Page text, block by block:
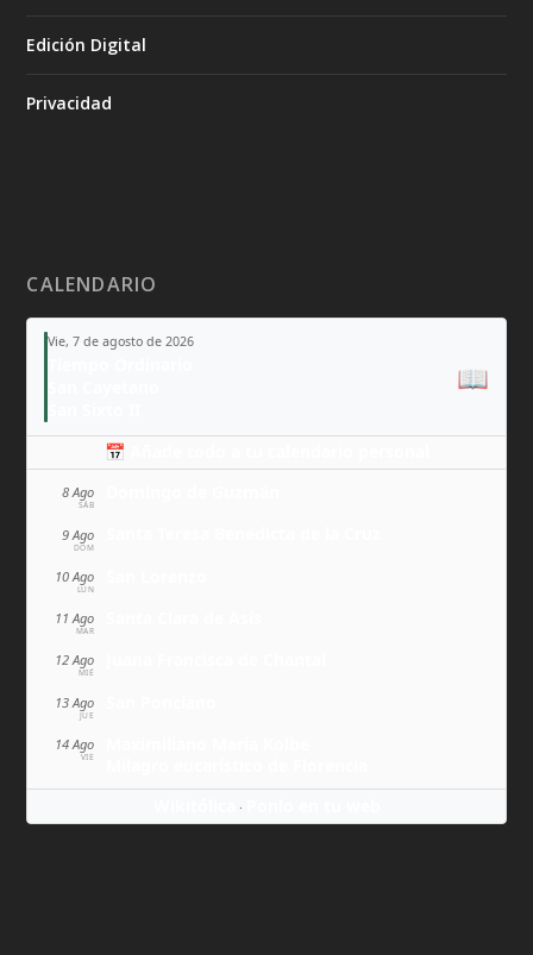
Edición Digital
Privacidad
CALENDARIO
Vie, 7 de agosto de 2026
📖
📅 Añade todo a tu calendario personal
8 Ago
SÁB
9 Ago
DOM
10 Ago
LUN
11 Ago
MAR
12 Ago
MIÉ
13 Ago
JUE
14 Ago
VIE
·